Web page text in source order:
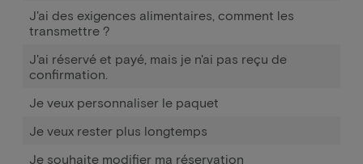
J'ai des exigences alimentaires, comment les
transmettre ?
J'ai réservé et payé, mais je n'ai pas reçu de
confirmation.
Je veux personnaliser le paquet
Je veux rester plus longtemps
Je souhaite modifier ma réservation